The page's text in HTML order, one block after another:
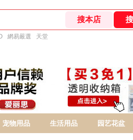
網易嚴選 天堂
宠物用品 生活用品 园艺花盆